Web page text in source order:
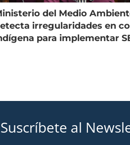
del Medio
irregularidades en
para implementar
Suscríbete al